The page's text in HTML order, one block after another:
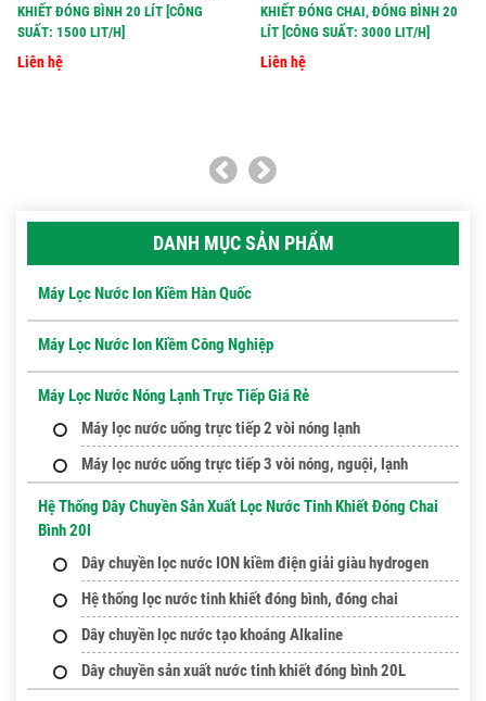
KHIẾT ĐÓNG BÌNH 20 LÍT [CÔNG
SUẤT: 1500 LIT/H]
Liên hệ
KHIẾT ĐÓNG CHAI, ĐÓNG BÌNH 20
LÍT [CÔNG SUẤT: 3000 LIT/H]
Liên hệ
DANH MỤC SẢN PHẨM
Máy Lọc Nước Ion Kiềm Hàn Quốc
Máy Lọc Nước Ion Kiềm Công Nghiệp
Máy Lọc Nước Nóng Lạnh Trực Tiếp Giá Rẻ
Máy lọc nước uống trực tiếp 2 vòi nóng lạnh
Máy lọc nước uống trực tiếp 3 vòi nóng, nguội, lạnh
Hệ Thống Dây Chuyền Sản Xuất Lọc Nước Tinh Khiết Đóng Chai
Bình 20l
Dây chuyền lọc nước ION kiềm điện giải giàu hydrogen
Hệ thống lọc nước tinh khiết đóng bình, đóng chai
Dây chuyền lọc nước tạo khoáng Alkaline
Dây chuyền sản xuất nước tinh khiết đóng bình 20L